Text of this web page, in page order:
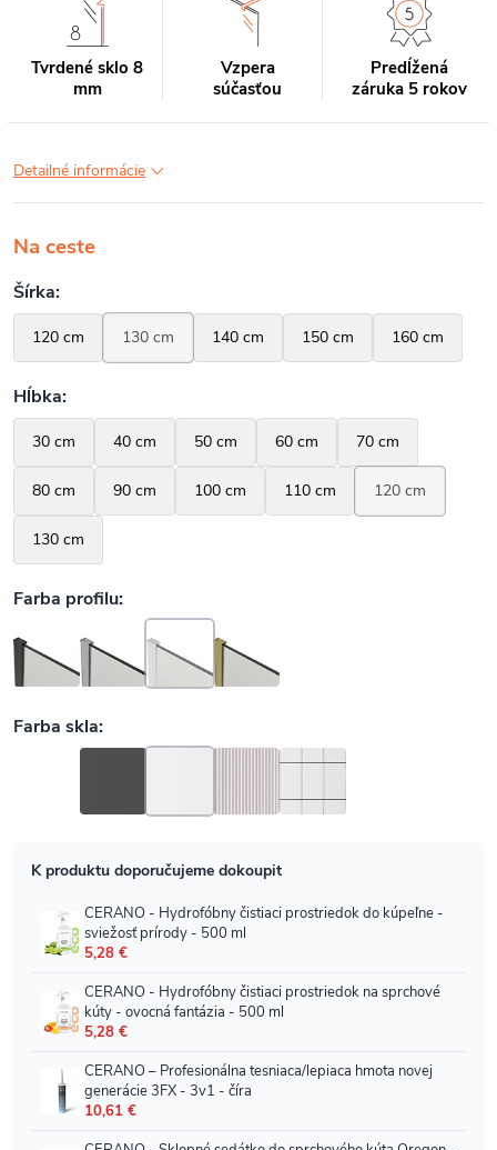
Tvrdené sklo 8
mm
Vzpera
súčasťou
Predĺžená
záruka 5 rokov
Detailné informácie
Na ceste